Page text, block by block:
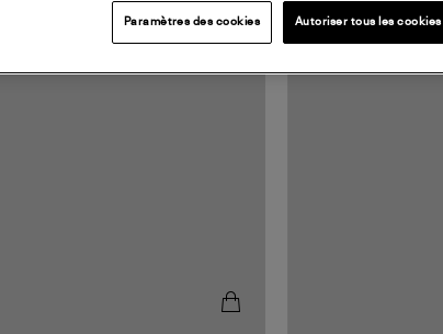
Paramètres des cookies Autoriser tous les cookies